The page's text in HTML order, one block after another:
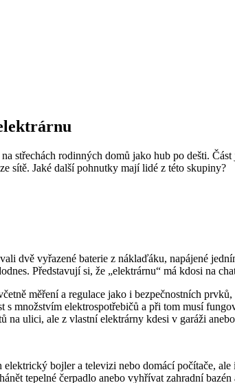
střechách rodinných domů jako hub po dešti.
sítě. Jaké další pohnutky mají lidé z této skupiny?
dvě vyřazené baterie z náklaďáku, napájené
Představují si, že „elektrárnu“ má kdosi na
měření a regulace jako i bezpečnostních
s množstvím elektrospotřebičů a při tom musí
na ulici, ale z vlastní elektrárny kdesi v garáži
elektrický bojler a televizi nebo domácí počítače,
tepelné čerpadlo anebo vyhřívat zahradní